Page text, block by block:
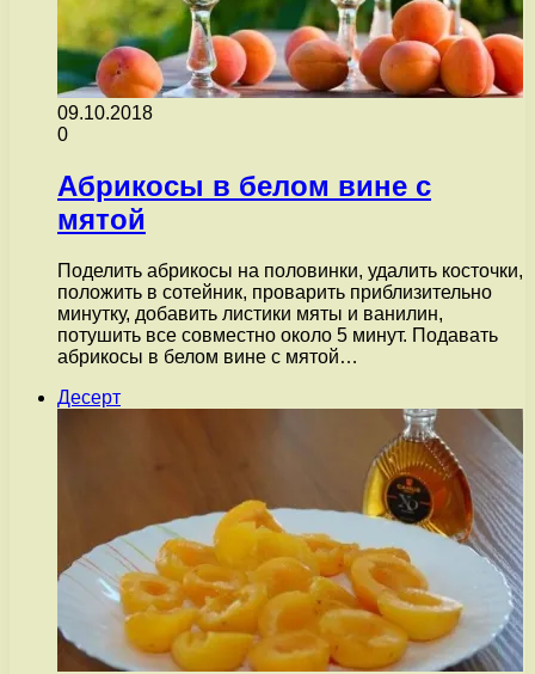
09.10.2018
0
Абрикосы в белом вине с
мятой
Поделить абрикосы на половинки, удалить косточки,
положить в сотейник, проварить приблизительно
минутку, добавить листики мяты и ванилин,
потушить все совместно около 5 минут. Подавать
абрикосы в белом вине с мятой…
Десерт